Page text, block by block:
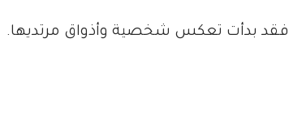
فقد بدأت تعكس شخصية وأذواق مرتديها.